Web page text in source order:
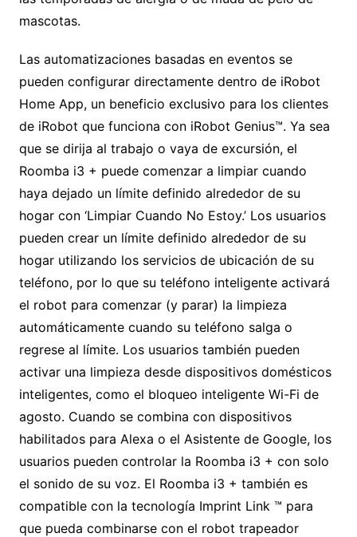
mascotas.
Las automatizaciones basadas en eventos se
pueden configurar directamente dentro de iRobot
Home App, un beneficio exclusivo para los clientes
de iRobot que funciona con iRobot Genius™. Ya sea
que se dirija al trabajo o vaya de excursión, el
Roomba i3 + puede comenzar a limpiar cuando
haya dejado un límite definido alrededor de su
hogar con ‘Limpiar Cuando No Estoy.’ Los usuarios
pueden crear un límite definido alrededor de su
hogar utilizando los servicios de ubicación de su
teléfono, por lo que su teléfono inteligente activará
el robot para comenzar (y parar) la limpieza
automáticamente cuando su teléfono salga o
regrese al límite. Los usuarios también pueden
activar una limpieza desde dispositivos domésticos
inteligentes, como el bloqueo inteligente Wi-Fi de
agosto. Cuando se combina con dispositivos
habilitados para Alexa o el Asistente de Google, los
usuarios pueden controlar la Roomba i3 + con solo
el sonido de su voz. El Roomba i3 + también es
compatible con la tecnología Imprint Link ™ para
que pueda combinarse con el robot trapeador